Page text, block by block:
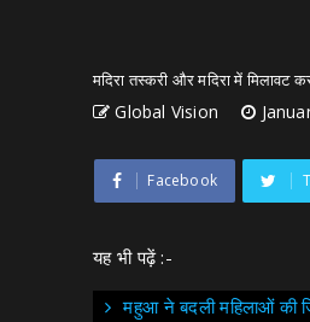
मदिरा तस्करी और मदिरा में मिलावट
Global Vision
Facebook
यह भी पढ़ें :-
महुआ ने बदली महिलाओं की